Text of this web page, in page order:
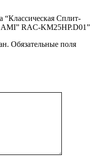
“Классическая Сплит-
RAC-KM25HP.D01”
Обязательные поля